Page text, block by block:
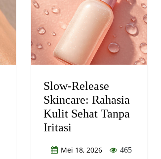
Slow-Release
Skincare: Rahasia
Kulit Sehat Tanpa
Iritasi
Mei 18, 2026 465